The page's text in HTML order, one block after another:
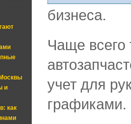
и
как
бизнеса.
Чаще всего
учет для
графиками.